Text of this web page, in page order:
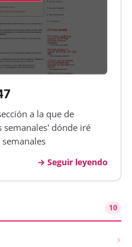
a la que de
dónde iré
Seguir leyendo
10